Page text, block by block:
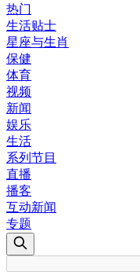
热门
生活贴士
星座与生肖
保健
体育
视频
新闻
娱乐
生活
系列节目
直播
播客
互动新闻
专题